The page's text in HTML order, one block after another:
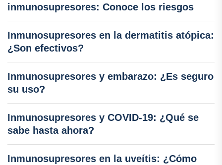
inmunosupresores: Conoce los riesgos
Inmunosupresores en la dermatitis atópica:
¿Son efectivos?
Inmunosupresores y embarazo: ¿Es seguro
su uso?
Inmunosupresores y COVID-19: ¿Qué se
sabe hasta ahora?
Inmunosupresores en la uveítis: ¿Cómo